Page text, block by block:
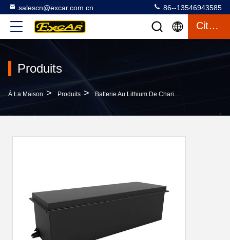
salescn@excar.com.cn 86--13546943585
Citation
Produits
À La Maison > Produits > Batterie Au Lithium De Chariot De Golf